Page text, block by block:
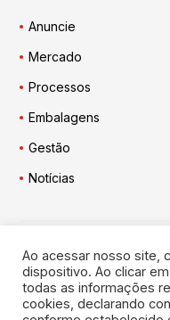
Anuncie
Mercado
Processos
Embalagens
Gestão
Notícias
Ao acessar nosso site,
dispositivo. Ao clicar
todas as informações
cookies, declarando